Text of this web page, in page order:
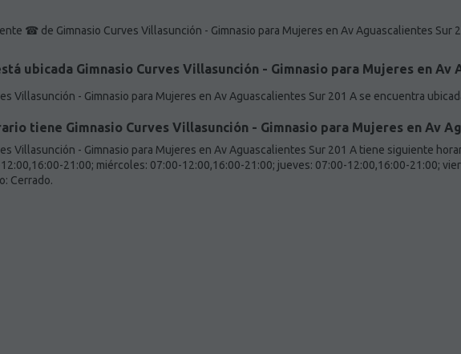
☎ de Gimnasio Curves Villasunción - Gimnasio para Mujeres en Av Aguascalientes Sur
ubicada Gimnasio Curves Villasunción - Gimnasio para Mujeres en Av
Villasunción - Gimnasio para Mujeres en Av Aguascalientes Sur 201 A se encuentra
tiene Gimnasio Curves Villasunción - Gimnasio para Mujeres en Av
Villasunción - Gimnasio para Mujeres en Av Aguascalientes Sur 201 A tiene siguiente
21:00; miércoles: 07:00-12:00,16:00-21:00; jueves: 07:00-12:00,16:00-21:00;
Cerrado.